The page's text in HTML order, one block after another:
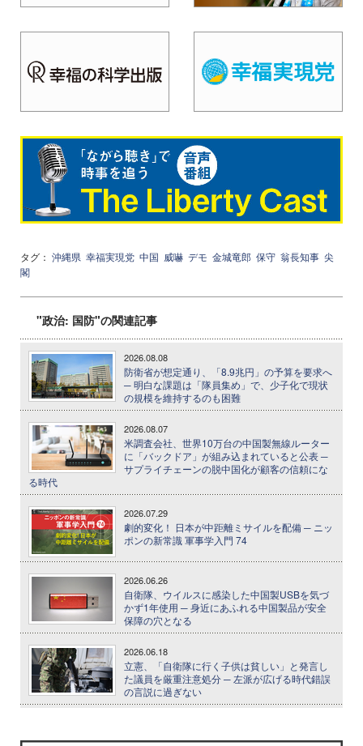
タグ： 沖縄県 幸福実現党 中国 威嚇 デモ 金城竜郎 保守 翁長知事 尖
閣
"政治: 国防"の関連記事
2026.08.08
防衛省が想定通り、「8.9兆円」の予算を要求へ
─ 明白な課題は「隊員集め」で、少子化で現状
の規模を維持するのも困難
2026.08.07
米調査会社、世界10万台の中国製無線ルーター
に「バックドア」が組み込まれていると公表 ─
サプライチェーンの脱中国化が顧客の信頼にな
る時代
2026.07.29
劇的変化！ 日本が中距離ミサイルを配備 ─ ニッ
ポンの新常識 軍事学入門 74
2026.06.26
自衛隊、ウイルスに感染した中国製USBを気づ
かず1年使用 ─ 身近にあふれる中国製品が安全
保障の穴となる
2026.06.18
立憲、「自衛隊に行く子供は貧しい」と発言し
た議員を厳重注意処分 ─ 左派が広げる時代錯誤
の言説に過ぎない